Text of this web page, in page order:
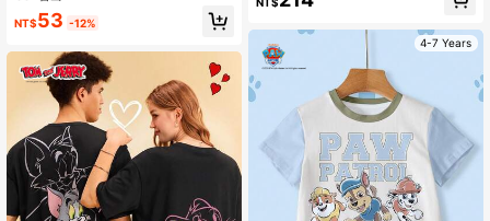
案，3个充电器保护套（不含数据线）
NT$53 -12%
4-7 Years